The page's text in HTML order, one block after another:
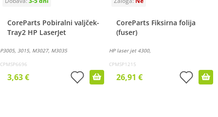
CoreParts Pobiralni valjček-
Tray2 HP LaserJet
P3005, 3015, M3027, M3035
CPMSP6696
3,63 €
CoreParts Fiksirna folija
(fuser)
HP laser jet 4300,
CPMSP1215
26,91 €